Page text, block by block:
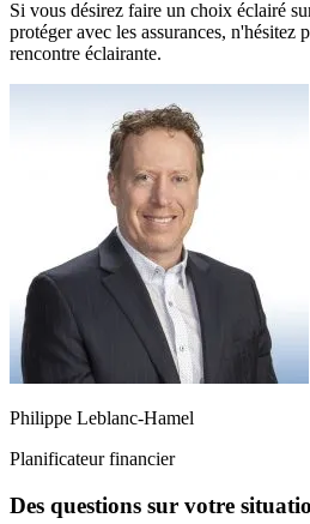
Si vous désirez faire un choix éclairé
protéger avec les assurances, n'hésitez
rencontre éclairante.
Philippe Leblanc-Hamel
Planificateur financier
Des questions sur votre